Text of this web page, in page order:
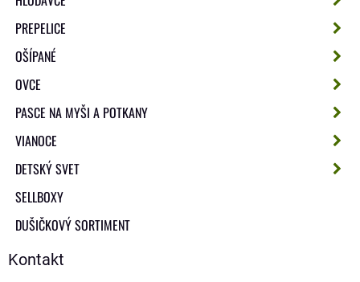
PREPELICE
OŠÍPANÉ
OVCE
PASCE NA MYŠI A POTKANY
VIANOCE
DETSKÝ SVET
SELLBOXY
DUŠIČKOVÝ SORTIMENT
Kontakt